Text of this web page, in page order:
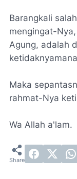
Barangkali
mengingat-
Agung, adalah
Maka
rahmat-Nya
Wa Allah a'lam.